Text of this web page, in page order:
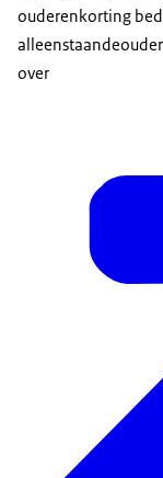
ouderenkorting
over